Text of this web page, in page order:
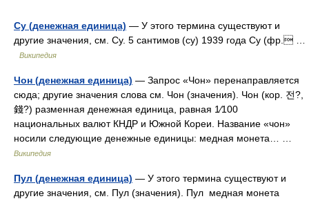
Су (денежная единица) — У этого термина существуют и
другие значения, см. Су. 5 сантимов (су) 1939 года Су (фр. …
Википедия
Чон (денежная единица) — Запрос «Чон» перенаправляется
сюда; другие значения слова см. Чон (значения). Чон (кор. 전?,
錢?) разменная денежная единица, равная 1⁄100
национальных валют КНДР и Южной Кореи. Название «чон»
носили следующие денежные единицы: медная монета… …
Википедия
Пул (денежная единица) — У этого термина существуют и
другие значения, см. Пул (значения). Пул медная монета